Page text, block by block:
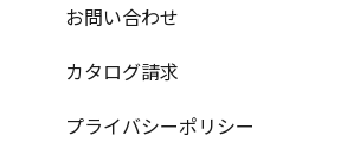
お問い合わせ
カタログ請求
プライバシーポリシー